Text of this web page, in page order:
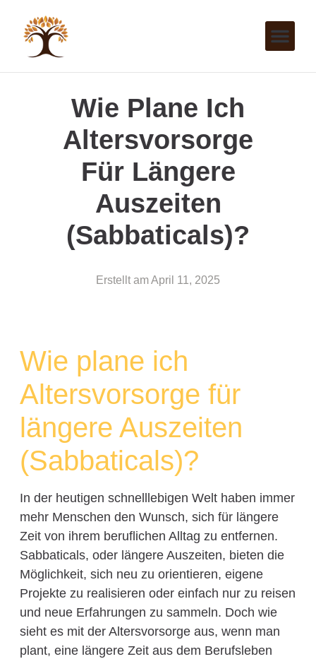
Wie Plane Ich
Altersvorsorge
Für Längere
Auszeiten
(Sabbaticals)?
Erstellt amApril 11, 2025
Wie plane ich
Altersvorsorge für
längere Auszeiten
(Sabbaticals)?
In der heutigen schnelllebigen Welt haben immer
mehr Menschen den Wunsch, sich für längere
Zeit von ihrem beruflichen Alltag zu entfernen.
Sabbaticals, oder längere Auszeiten, bieten die
Möglichkeit, sich neu zu orientieren, eigene
Projekte zu realisieren oder einfach nur zu reisen
und neue Erfahrungen zu sammeln. Doch wie
sieht es mit der Altersvorsorge aus, wenn man
plant, eine längere Zeit aus dem Berufsleben